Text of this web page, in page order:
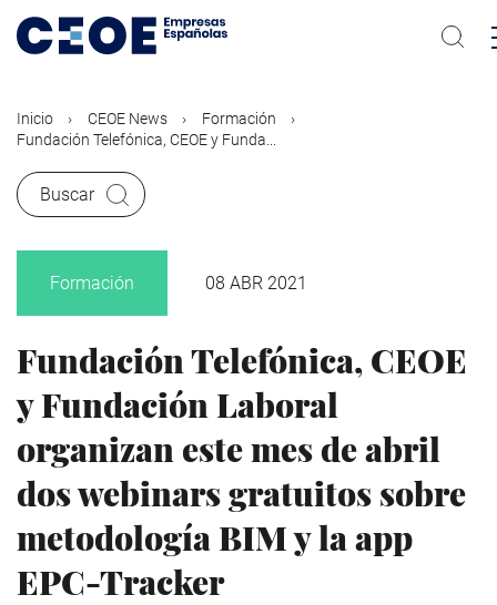
contenido
Inicio CEOE News
Formación
Fundación Telefónica, CEOE y Funda...
Buscar
Formación 08 ABR 2021
Fundación Telefónica, CEOE
y Fundación Laboral
organizan este mes de abril
dos webinars gratuitos sobre
metodología BIM y la app
EPC-Tracker